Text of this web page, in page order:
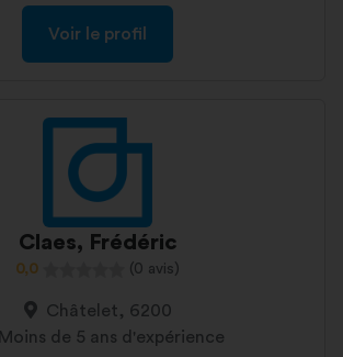
Voir le profil
Claes, Frédéric
0,0 (0 avis)
Châtelet, 6200
Moins de 5 ans d'expérience